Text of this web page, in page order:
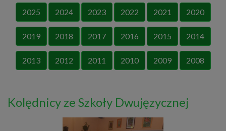
2025 2024 2023 2022 2021 2020
2019 2018 2017 2016 2015 2014
2013 2012 2011 2010 2009 2008
Kolędnicy ze Szkoły Dwujęzycznej